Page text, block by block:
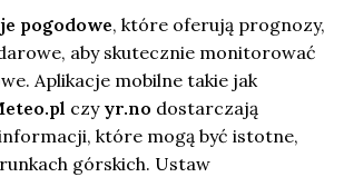
pogodowe, które oferują prognozy,
aby skutecznie monitorować
Aplikacje mobilne takie jak
czy yr.no dostarczają
które mogą być istotne,
górskich. Ustaw